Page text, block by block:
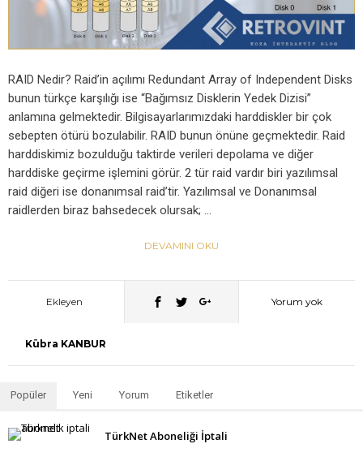
RAID Nedir? Raid’in açılımı Redundant Array of Independent Disks
bunun türkçe karşılığı ise “Bağımsız Disklerin Yedek Dizisi”
anlamına gelmektedir. Bilgisayarlarımızdaki harddiskler bir çok
sebepten ötürü bozulabilir. RAID bunun önüne geçmektedir. Raid
harddiskimiz bozulduğu taktirde verileri depolama ve diğer
harddiske geçirme işlemini görür. 2 tür raid vardır biri yazılımsal
raid diğeri ise donanımsal raid’tir. Yazılımsal ve Donanımsal
raidlerden biraz bahsedecek olursak; …
DEVAMINI OKU
Ekleyen
Kübra KANBUR
Yorum yok
Popüler Yeni Yorum Etiketler
TürkNet Aboneliği İptali